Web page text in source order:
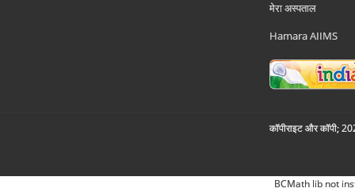
मेरा अस्पताल
Hamara AIIMS
कॉपीराइट और कॉपी;
BCMath lib not